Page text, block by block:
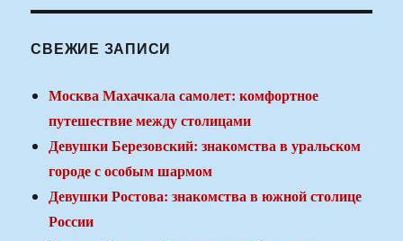
СВЕЖИЕ ЗАПИСИ
Москва Махачкала самолет: комфортное
путешествие между столицами
Девушки Березовский: знакомства в уральском
городе с особым шармом
Девушки Ростова: знакомства в южной столице
России